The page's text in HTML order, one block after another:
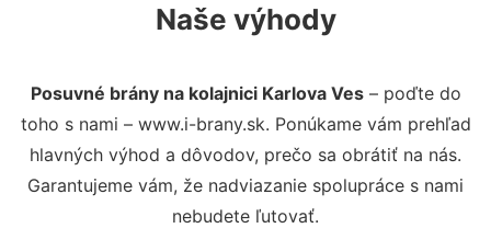
Naše výhody
Posuvné brány na kolajnici Karlova Ves– poďte do
toho s nami – www.i-brany.sk. Ponúkame vám prehľad
hlavných výhod a dôvodov, prečo sa obrátiť na nás.
Garantujeme vám, že nadviazanie spolupráce s nami
nebudete ľutovať.